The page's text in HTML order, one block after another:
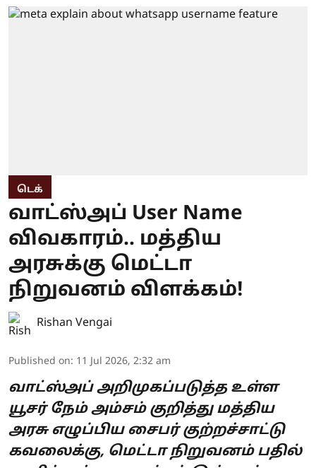
டெக்
வாட்ஸ்அப் User Name
விவகாரம்.. மத்திய
அரசுக்கு மெட்டா
நிறுவனம் விளக்கம்!
Rishan Vengai
Published on: 11 Jul 2026, 2:32 am
வாட்ஸ்அப் அறிமுகப்படுத்த உள்ள
யூசர் நேம் அம்சம் குறித்து மத்திய
அரசு எழுப்பிய சைபர் குற்றச்சாட்டு
கவலைக்கு, மெட்டா நிறுவனம் பதில்